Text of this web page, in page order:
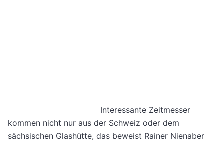
Interessante Zeitmesser
kommen nicht nur aus der Schweiz oder dem
sächsischen Glashütte, das beweist Rainer Nienaber